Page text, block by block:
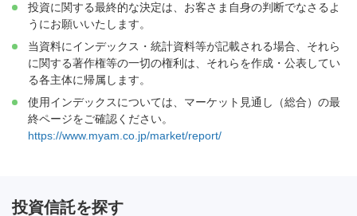
投資に関する最終的な決定は、お客さま自身の判断でなさるよ
うにお願いいたします。
当資料にインデックス・統計資料等が記載される場合、それら
に関する著作権等の一切の権利は、それらを作成・公表してい
る各主体に帰属します。
使用インデックスについては、マーケット見通し（総合）の最
終ページをご確認ください。
https://www.myam.co.jp/market/report/
投資信託を探す